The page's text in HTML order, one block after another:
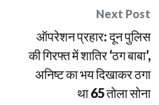
Next Post
​ऑपरेशन प्रहार: दून पुलिस
की गिरफ्त में शातिर ‘ठग बाबा’,
अनिष्ट का भय दिखाकर ठगा
था 65 तोला सोना